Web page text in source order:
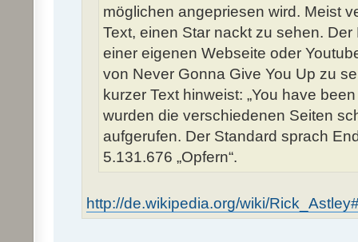
möglichen angepriesen wird. Meist
Text, einen Star nackt zu sehen.
einer eigenen Webseite oder
von Never Gonna Give You Up zu
kurzer Text hinweist: „You have
wurden die verschiedenen Seiten
aufgerufen. Der Standard sprach
5.131.676 „Opfern“.
http://de.wikipedia.org/wiki/